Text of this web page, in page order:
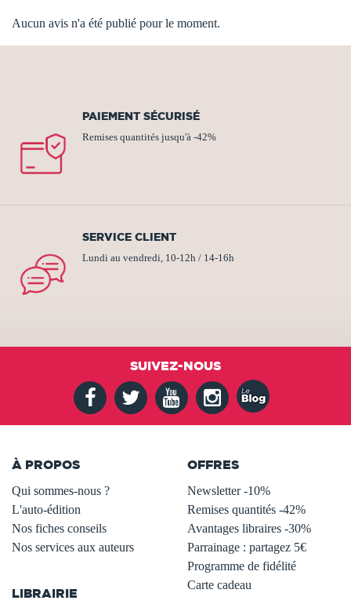
Aucun avis n'a été publié pour le moment.
PAIEMENT SÉCURISÉ
Remises quantités jusqu'à -42%
SERVICE CLIENT
Lundi au vendredi, 10-12h / 14-16h
SUIVEZ-NOUS
À PROPOS
Qui sommes-nous ?
L'auto-édition
Nos fiches conseils
Nos services aux auteurs
LIBRAIRIE
OFFRES
Newsletter -10%
Remises quantités -42%
Avantages libraires -30%
Parrainage : partagez 5€
Programme de fidélité
Carte cadeau